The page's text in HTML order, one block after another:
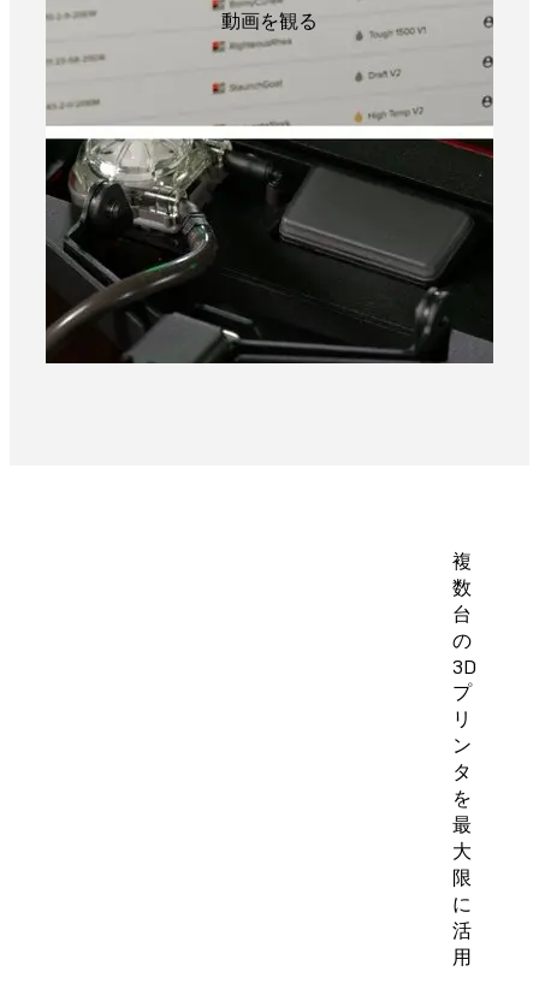
動画を観る
複
数
台
の
3D
プ
リ
ン
タ
を
最
大
限
に
活
用